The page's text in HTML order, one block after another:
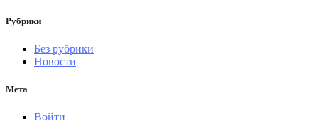
Рубрики
Без рубрики
Новости
Мета
Войти